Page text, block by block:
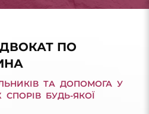
ПО
ТА ДОПОМОГА У
БУДЬ-ЯКОЇ